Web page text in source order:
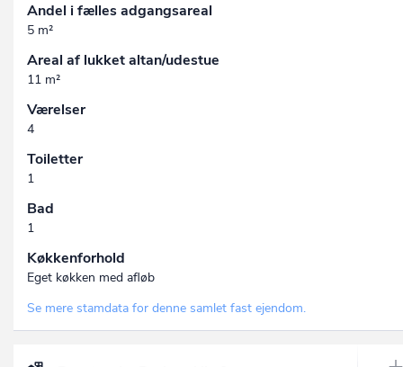
Andel i fælles adgangsareal
5 m²
Areal af lukket altan/udestue
11 m²
Værelser
4
Toiletter
1
Bad
1
Køkkenforhold
Eget køkken med afløb
Se mere stamdata for denne samlet fast ejendom.